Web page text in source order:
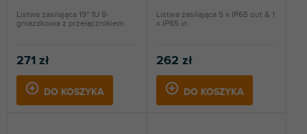
271 zł
DO KOSZYKA
Listwa zasilająca 19" 1U 8-
gniazdkowa z przełącznikiem.
262 zł
DO KOSZYKA
Listwa zasilająca 5 x IP65 out & 1
x IP65 in.